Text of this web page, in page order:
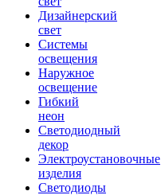
Дизайнерский
свет
Системы
освещения
Наружное
освещение
Гибкий
неон
Светодиодный
декор
Электроустановочные
изделия
Светодиоды